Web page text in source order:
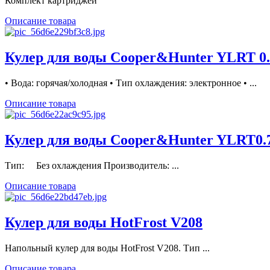
Описание товара
Кулер для воды Cooper&Hunter YLRT
• Вода: горячая/холодная • Тип охлаждения: электронное • ...
Описание товара
Кулер для воды Cooper&Hunter
Тип: Без охлаждения Производитель: ...
Описание товара
Кулер для воды HotFrost V208
Напольный кулер для воды HotFrost V208. Тип ...